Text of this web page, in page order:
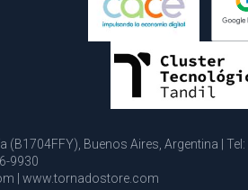
Buenos Aires, Argentina | Tel:
9930
www.tornadostore.com